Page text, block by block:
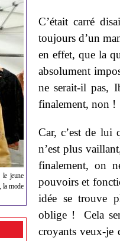
le jeune
la mode
C’était carré
toujours d’un
en effet, que la
absolument
ne serait-il pas,
finalement, non !
Car, c’est de
n’est plus
finalement, on
pouvoirs et
idée se trouve
oblige ! Cela
croyants veux-je